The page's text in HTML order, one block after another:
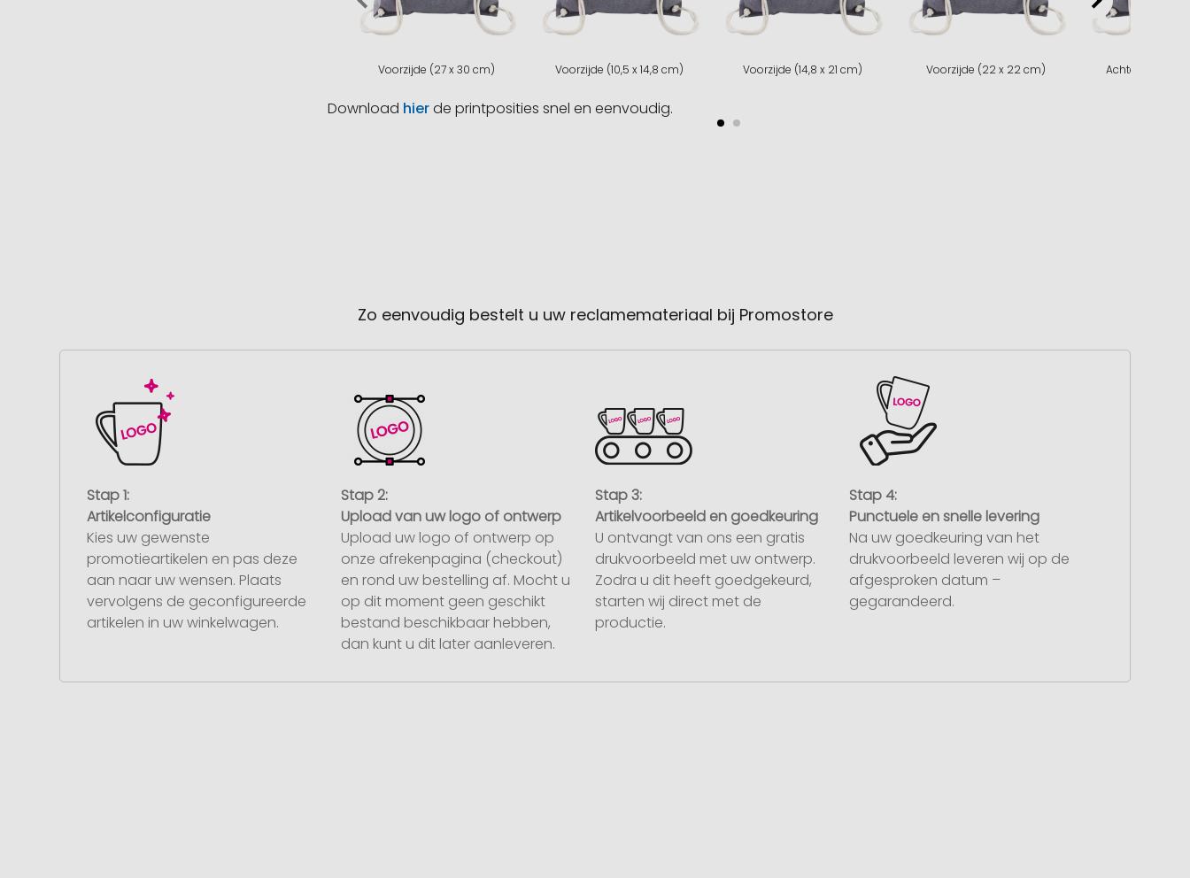
Voorzijde (27 x 30 cm) Voorzijde (10,5 x 14,8 cm) Voorzijde (14,8 x 21 cm) Voorzijde (22 x 22 cm) Achterzijde (27
Download hierde printposities snel en eenvoudig.
Zo eenvoudig bestelt u uw reclamemateriaal bij Promostore
Stap 1:
Artikelconfiguratie
Kies uw gewenste
promotieartikelen en pas deze
aan naar uw wensen. Plaats
vervolgens de geconfigureerde
artikelen in uw winkelwagen.
Stap 2:
Upload van uw logo of ontwerp
Upload uw logo of ontwerp op
onze afrekenpagina (checkout)
en rond uw bestelling af. Mocht u
op dit moment geen geschikt
bestand beschikbaar hebben,
dan kunt u dit later aanleveren.
Stap 3:
Artikelvoorbeeld en goedkeuring
U ontvangt van ons een gratis
drukvoorbeeld met uw ontwerp.
Zodra u dit heeft goedgekeurd,
starten wij direct met de
productie.
Stap 4:
Punctuele en snelle levering
Na uw goedkeuring van het
drukvoorbeeld leveren wij op de
afgesproken datum –
gegarandeerd.